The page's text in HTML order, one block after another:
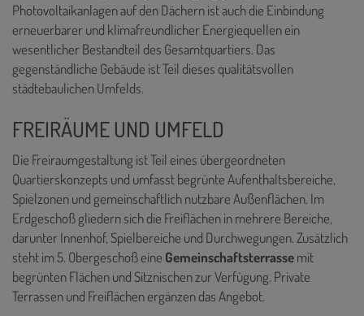
Photovoltaikanlagen auf den Dächern ist auch die Einbindung
erneuerbarer und klimafreundlicher Energiequellen ein
wesentlicher Bestandteil des Gesamtquartiers. Das
gegenständliche Gebäude ist Teil dieses qualitätsvollen
städtebaulichen Umfelds.
FREIRÄUME UND UMFELD
Die Freiraumgestaltung ist Teil eines übergeordneten
Quartierskonzepts und umfasst begrünte Aufenthaltsbereiche,
Spielzonen und gemeinschaftlich nutzbare Außenflächen. Im
Erdgeschoß gliedern sich die Freiflächen in mehrere Bereiche,
darunter Innenhof, Spielbereiche und Durchwegungen. Zusätzlich
steht im 5. Obergeschoß eine Gemeinschaftsterrassemit
begrünten Flächen und Sitznischen zur Verfügung. Private
Terrassen und Freiflächen ergänzen das Angebot.